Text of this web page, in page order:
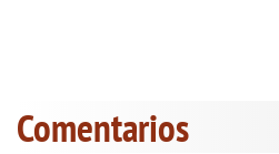
Comentarios